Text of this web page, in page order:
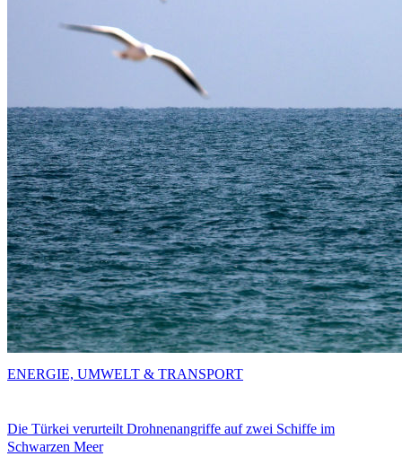
Die Türkei verurteilt Drohnenangriffe auf zwei Schiffe im
Schwarzen Meer
ENERGIE, UMWELT & TRANSPORT